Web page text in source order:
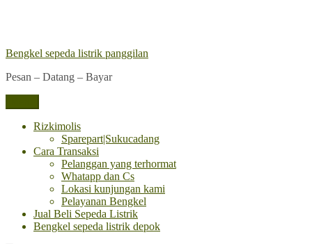
Bengkel sepeda listrik panggilan
Pesan – Datang – Bayar
Rizkimolis
Sparepart|Sukucadang
Cara Transaksi
Pelanggan yang terhormat
Whatapp dan Cs
Lokasi kunjungan kami
Pelayanan Bengkel
Jual Beli Sepeda Listrik
Bengkel sepeda listrik depok